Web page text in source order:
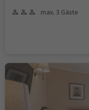
max. 3 Gäste